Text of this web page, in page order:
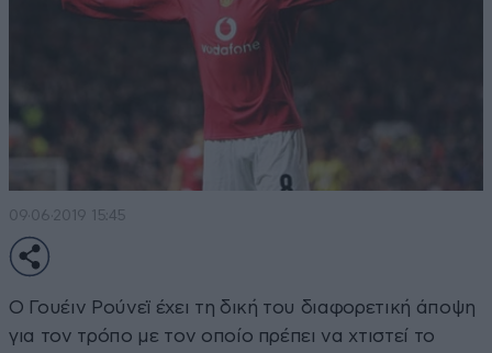
09·06·2019 15:45
Ο Γουέιν Ρούνεϊ έχει τη δική του διαφορετική άποψη
για τον τρόπο με τον οποίο πρέπει να χτιστεί το